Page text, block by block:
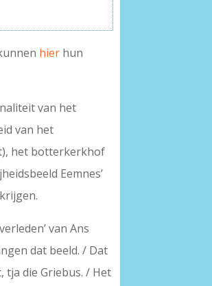
hier hun
van het
van het
het botterkerkhof
Eemnes’
van Ans
dat beeld. / Dat
tja die Griebus. / Het